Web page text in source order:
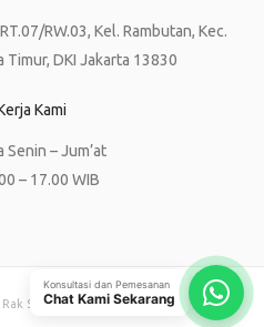
RW.03, Kel. Rambutan, Kec.
Timur, DKI Jakarta 13830
Kami
Senin – Jum’at
– 17.00 WIB
Supermarket 2023
Konsultasi dan Pemesanan
Chat Kami Sekarang